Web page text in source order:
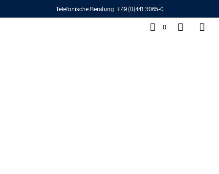
Telefonische Beratung: +49 (0)441 3065-0
0